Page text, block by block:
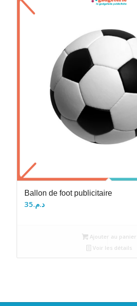
Ballon de foot publicitaire
د.م.35
Ajouter au panier
Voir les détails